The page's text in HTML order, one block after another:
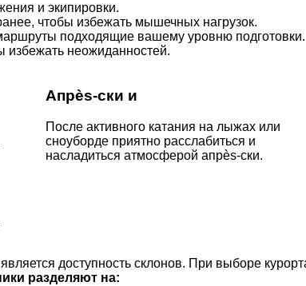
и экипировки.
чтобы избежать мышечных нагрузок.
подходящие вашему уровню подготовки.
избежать неожиданностей.
Апрès-ски и
После активного катания на лыжах или
сноуборде приятно расслабиться и
насладиться атмосферой апрès-ски.
доступность склонов. При выборе
разделяют на: